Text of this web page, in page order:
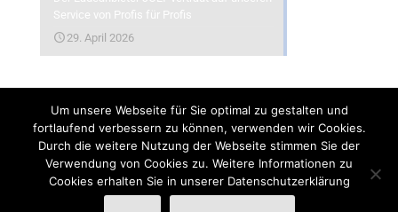
Service von Profis für Profis
29. April 2026
©2026- Munichkom | RealisierungAra8.de
TKG
Impressum Datenschutzbelehrung
Um unsere Webseite für Sie optimal zu gestalten und
fortlaufend verbessern zu können, verwenden wir Cookies.
Durch die weitere Nutzung der Webseite stimmen Sie der
Verwendung von Cookies zu. Weitere Informationen zu
Cookies erhalten Sie in unserer Datenschutzerklärung